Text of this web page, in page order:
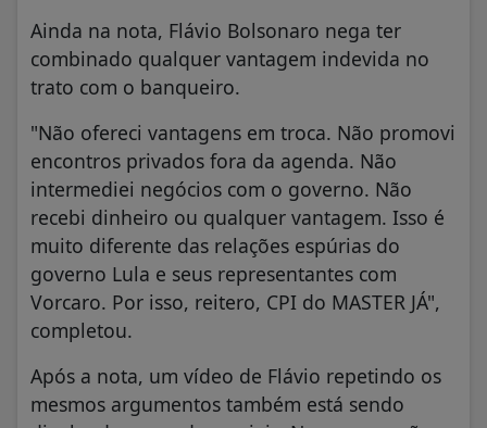
Ainda na nota, Flávio Bolsonaro nega ter
combinado qualquer vantagem indevida no
trato com o banqueiro.
"Não ofereci vantagens em troca. Não promovi
encontros privados fora da agenda. Não
intermediei negócios com o governo. Não
recebi dinheiro ou qualquer vantagem. Isso é
muito diferente das relações espúrias do
governo Lula e seus representantes com
Vorcaro. Por isso, reitero, CPI do MASTER JÁ",
completou.
Após a nota, um vídeo de Flávio repetindo os
mesmos argumentos também está sendo